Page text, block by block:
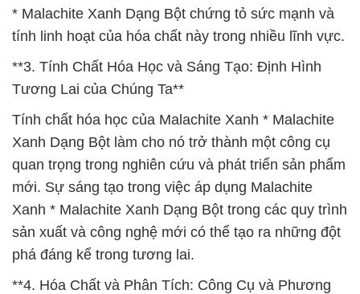
* Malachite Xanh Dạng Bột chứng tỏ sức mạnh và
tính linh hoạt của hóa chất này trong nhiều lĩnh vực.
**3. Tính Chất Hóa Học và Sáng Tạo: Định Hình
Tương Lai của Chúng Ta**
Tính chất hóa học của Malachite Xanh * Malachite
Xanh Dạng Bột làm cho nó trở thành một công cụ
quan trọng trong nghiên cứu và phát triển sản phẩm
mới. Sự sáng tạo trong việc áp dụng Malachite
Xanh * Malachite Xanh Dạng Bột trong các quy trình
sản xuất và công nghệ mới có thể tạo ra những đột
phá đáng kể trong tương lai.
**4. Hóa Chất và Phân Tích: Công Cụ và Phương